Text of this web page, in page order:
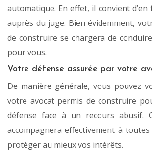
automatique. En effet, il convient d’en
auprès du juge. Bien évidemment,
de construire se chargera de
pour vous.
Votre défense assurée par votre
De manière générale, vous pouvez
votre avocat permis de construire
défense face à un recours abusif.
accompagnera effectivement à
protéger au mieux vos intérêts.